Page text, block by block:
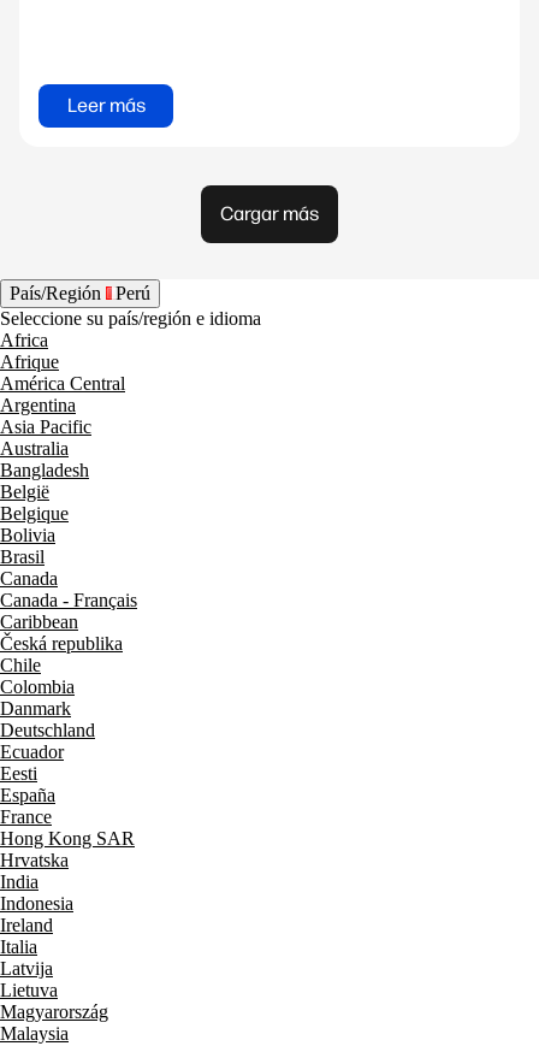
Leer más
Cargar más
País/Región
Perú
Seleccione su país/región e idioma
Africa
Afrique
América Central
Argentina
Asia Pacific
Australia
Bangladesh
België
Belgique
Bolivia
Brasil
Canada
Canada - Français
Caribbean
Česká republika
Chile
Colombia
Danmark
Deutschland
Ecuador
Eesti
España
France
Hong Kong SAR
Hrvatska
India
Indonesia
Ireland
Italia
Latvija
Lietuva
Magyarország
Malaysia